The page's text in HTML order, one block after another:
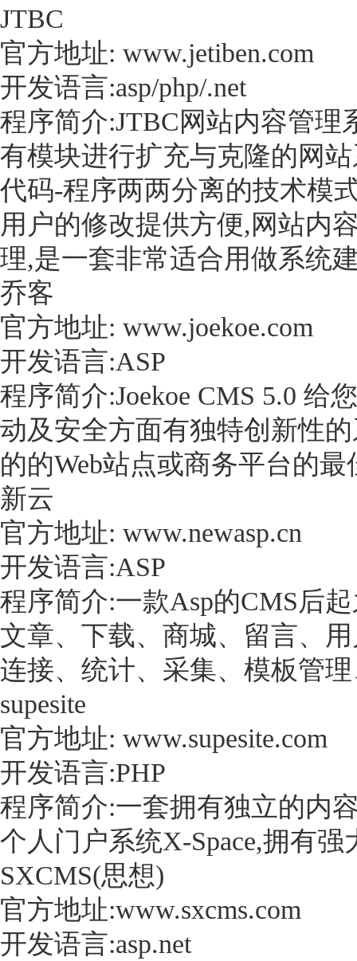
JTBC
官方地址: www.jetiben.com
开发语言:asp/php/.net
程序简介:JTBC网站内容管
有模块进行扩充与克隆的网
代码-程序两两分离的技术模
用户的修改提供方便,网站内
理,是一套非常适合用做系统
乔客
官方地址: www.joekoe.com
开发语言:ASP
程序简介:Joekoe CMS 5.0 给
动及安全方面有独特创新性
的的Web站点或商务平台的
新云
官方地址: www.newasp.cn
开发语言:ASP
程序简介:一款Asp的CMS后
文章、下载、商城、留言、
连接、统计、采集、模板管
supesite
官方地址: www.supesite.com
开发语言:PHP
程序简介:一套拥有独立的内
个人门户系统X-Space,拥有
SXCMS(思想)
官方地址:www.sxcms.com
开发语言:asp.net